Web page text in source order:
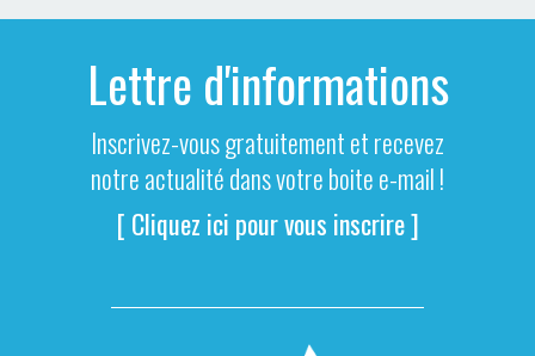
Lettre d'informations
Inscrivez-vous gratuitement et recevez
notre actualité dans votre boite e-mail !
[ Cliquez ici pour vous inscrire ]